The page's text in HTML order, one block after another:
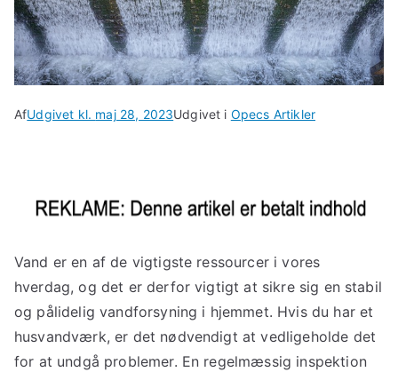
AfUdgivet kl. maj 28, 2023Udgivet i Opecs Artikler
Vand er en af de vigtigste ressourcer i vores
hverdag, og det er derfor vigtigt at sikre sig en stabil
og pålidelig vandforsyning i hjemmet. Hvis du har et
husvandværk, er det nødvendigt at vedligeholde det
for at undgå problemer. En regelmæssig inspektion